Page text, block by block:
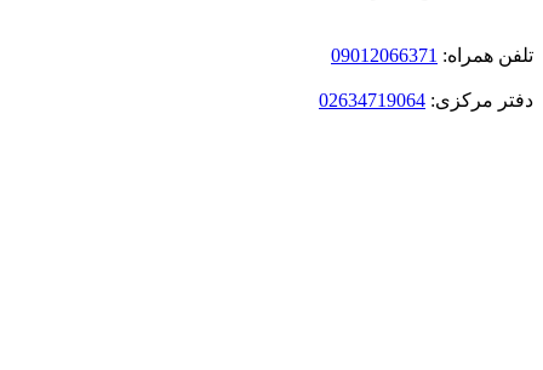
تلفن همراه: 09012066371
دفتر مرکزی: 02634719064